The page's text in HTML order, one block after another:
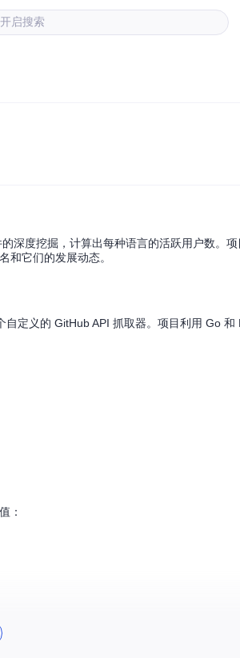
启搜索
深度挖掘，计算出每种语言的活跃用户数。
和它们的发展动态。
定义的 GitHub API 抓取器。项目利用 Go 和
：